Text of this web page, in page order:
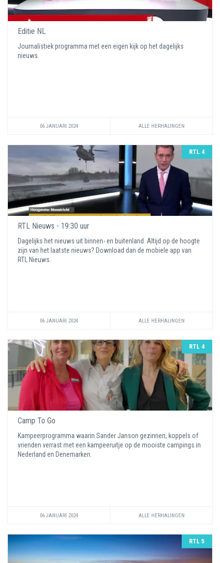
Editie NL
Journalistiek programma met een eigen kijk op het dagelijks
nieuws.
06 JANUARI 2024 ALLE HERHALINGEN
RTL 4
RTL Nieuws - 19:30 uur
Dagelijks het nieuws uit binnen- en buitenland. Altijd op de hoogte
zijn van het laatste nieuws? Download dan de mobiele app van
RTL Nieuws.
06 JANUARI 2024 ALLE HERHALINGEN
RTL 4
Camp To Go
Kampeerprogramma waarin Sander Janson gezinnen, koppels of
vrienden verrast met een kampeeruitje op de mooiste campings in
Nederland en Denemarken.
06 JANUARI 2024 ALLE HERHALINGEN
RTL 5